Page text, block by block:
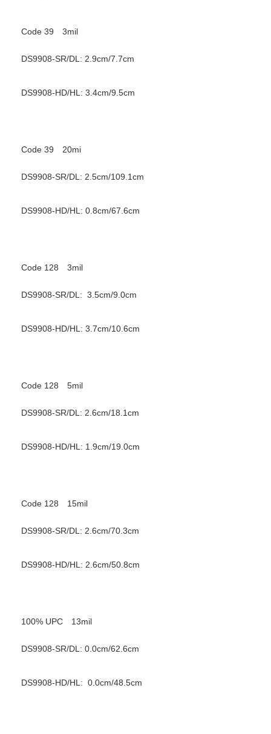
Code 39 3mil
DS9908-SR/DL: 2.9cm/7.7cm
DS9908-HD/HL: 3.4cm/9.5cm
Code 39 20mi
DS9908-SR/DL: 2.5cm/109.1cm
DS9908-HD/HL: 0.8cm/67.6cm
Code 128 3mil
DS9908-SR/DL: 3.5cm/9.0cm
DS9908-HD/HL: 3.7cm/10.6cm
Code 128 5mil
DS9908-SR/DL: 2.6cm/18.1cm
DS9908-HD/HL: 1.9cm/19.0cm
Code 128 15mil
DS9908-SR/DL: 2.6cm/70.3cm
DS9908-HD/HL: 2.6cm/50.8cm
100% UPC 13mil
DS9908-SR/DL: 0.0cm/62.6cm
DS9908-HD/HL: 0.0cm/48.5cm